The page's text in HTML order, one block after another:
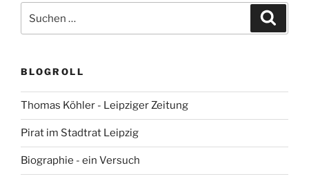
nach:
BLOGROLL
Thomas Köhler - Leipziger Zeitung
Pirat im Stadtrat Leipzig
Biographie - ein Versuch